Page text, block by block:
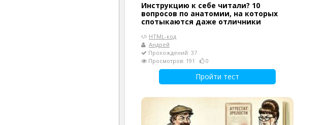
Инструкцию к себе читали? 10
вопросов по анатомии, на которых
спотыкаются даже отличники
HTML-код
Андрей
Прохождений: 37
Просмотров: 191
0
Пройти тест